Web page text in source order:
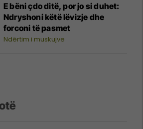
E bëni çdo ditë, por jo si duhet:
Ndryshoni këtë lëvizje dhe
forconi të pasmet
Ndërtim i muskujve